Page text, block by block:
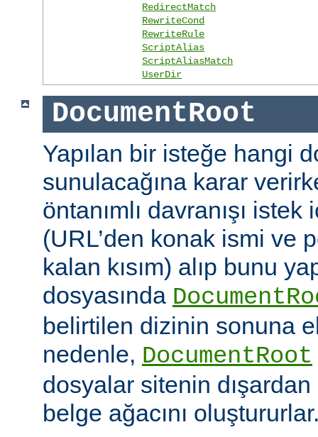
RedirectMatch
RewriteCond
RewriteRule
ScriptAlias
ScriptAliasMatch
UserDir
DocumentRoot
Yapılan bir isteğe hangi
sunulacağına karar
öntanımlı davranışı
(URL’den konak ismi ve
kalan kısım) alıp bunu
dosyasında
belirtilen dizinin sonuna
nedenle, DocumentRoot
dosyalar sitenin
belge ağacını